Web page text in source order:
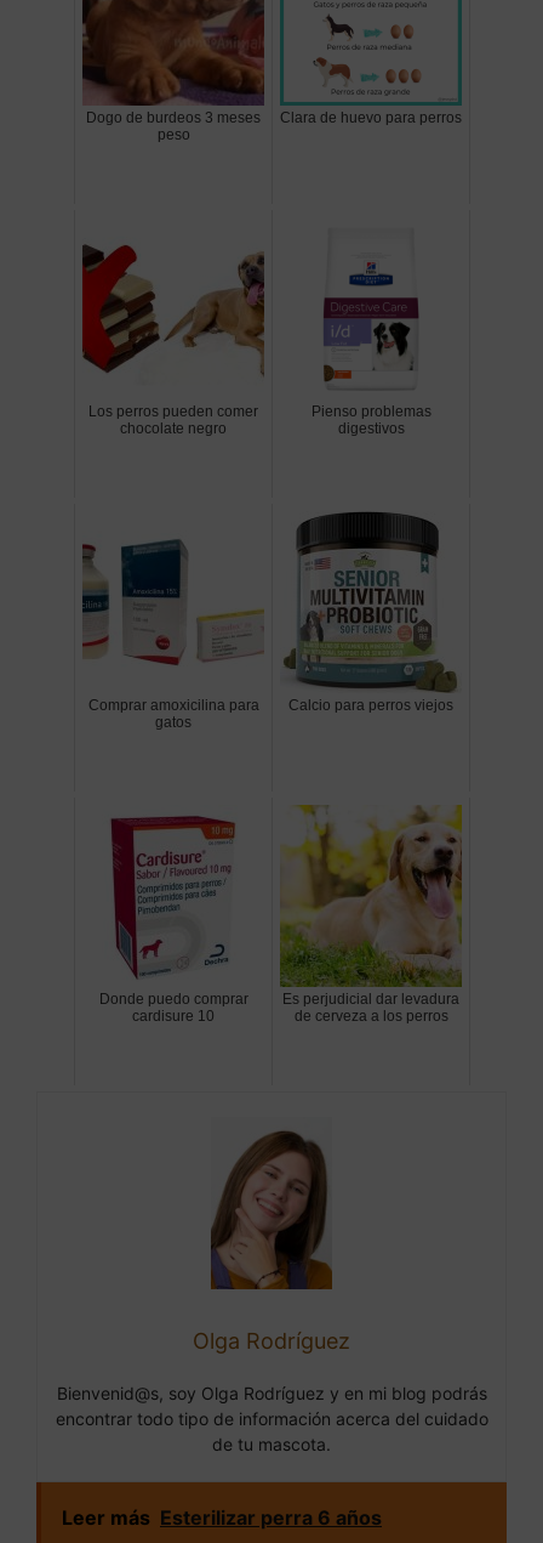
Dogo de burdeos 3 meses
peso
Clara de huevo para perros
Los perros pueden comer
chocolate negro
Pienso problemas
digestivos
Comprar amoxicilina para
gatos
Calcio para perros viejos
Donde puedo comprar
cardisure 10
Es perjudicial dar levadura
de cerveza a los perros
Olga Rodríguez
Bienvenid@s, soy Olga Rodríguez y en mi blog podrás
encontrar todo tipo de información acerca del cuidado
de tu mascota.
Leer más Esterilizar perra 6 años